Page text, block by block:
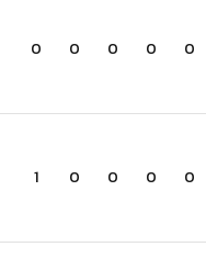
0 0 0 0 0
1 0 0 0 0